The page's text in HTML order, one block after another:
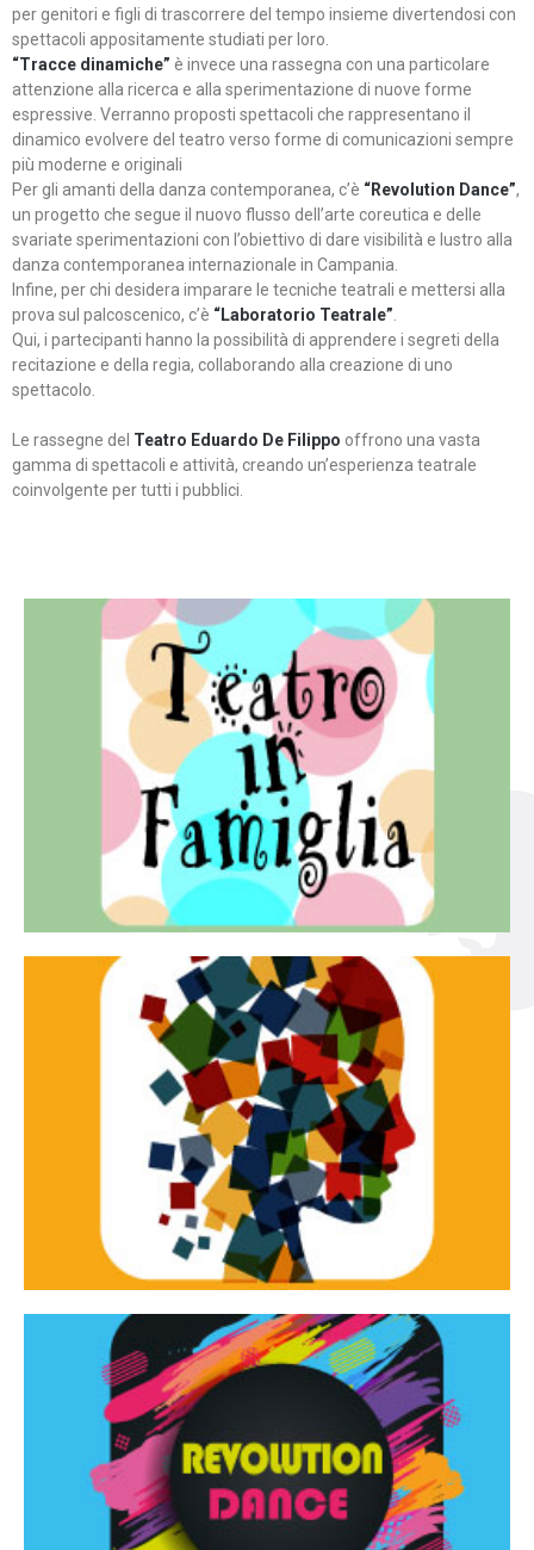
per genitori e figli di trascorrere del tempo insieme divertendosi con
spettacoli appositamente studiati per loro.
“Tracce dinamiche” è invece una rassegna con una particolare
attenzione alla ricerca e alla sperimentazione di nuove forme
espressive. Verranno proposti spettacoli che rappresentano il
dinamico evolvere del teatro verso forme di comunicazioni sempre
più moderne e originali
Per gli amanti della danza contemporanea, c’è “Revolution Dance”,
un progetto che segue il nuovo flusso dell’arte coreutica e delle
svariate sperimentazioni con l’obiettivo di dare visibilità e lustro alla
danza contemporanea internazionale in Campania.
Infine, per chi desidera imparare le tecniche teatrali e mettersi alla
prova sul palcoscenico, c’è “Laboratorio Teatrale”
Qui, i partecipanti hanno la possibilità di apprendere i segreti della
recitazione e della regia, collaborando alla creazione di uno
spettacolo.
Le rassegne del Teatro Eduardo De Filippo offrono una vasta
gamma di spettacoli e attività, creando un’esperienza teatrale
coinvolgente per tutti i pubblici.
Teatro in famiglia
Teatro In Famiglia è una rassegna di teatro concepita
per far condividere e godere del teatro all’intera
famiglia.
Continua
Tracce dinamiche
Tracce Dinamiche è una rassegna di teatro
d’innovazione e sperimentale.
Continua
Revolution Dance
Rassegna di danza contemporanea – I Edizione